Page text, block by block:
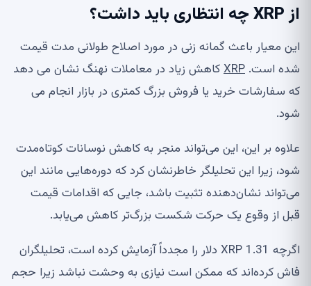
از XRP چه انتظاری باید داشت؟
این معیار باعث گمانه زنی در مورد اصلاح طولانی مدت قیمت
شده است. XRPکاهش زیاد در معاملات نهنگ نشان می دهد
که سفارشات خرید یا فروش بزرگ کمتری در بازار انجام می
شود.
علاوه بر این، این می‌تواند منجر به کاهش نوسانات کوتاه‌مدت
شود، زیرا این تحلیلگر خاطرنشان کرد که دوره‌هایی مانند این
می‌تواند نشان‌دهنده تثبیت باشد، جایی که اقدامات قیمت
قبل از وقوع یک حرکت شکست بزرگ‌تر کاهش می‌یابد.
اگرچه XRP 1.31 دلار را مجدداً آزمایش کرده است، تحلیلگران
فاش کرده‌اند که ممکن است نیازی به وحشت نباشد زیرا حجم